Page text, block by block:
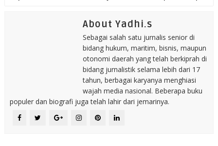
About Yadhi.s
Sebagai salah satu jurnalis senior di
bidang hukum, maritim, bisnis, maupun
otonomi daerah yang telah berkiprah di
bidang jurnalistik selama lebih dari 17
tahun, berbagai karyanya menghiasi
wajah media nasional. Beberapa buku
populer dan biografi juga telah lahir dari jemarinya.